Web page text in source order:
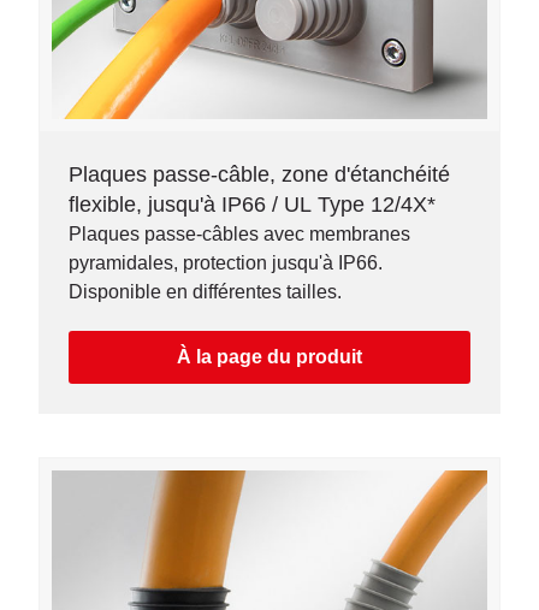
Plaques passe-câble, zone d'étanchéité
flexible, jusqu'à IP66 / UL Type 12/4X*
Plaques passe-câbles avec membranes
pyramidales, protection jusqu'à IP66.
Disponible en différentes tailles.
À la page du produit